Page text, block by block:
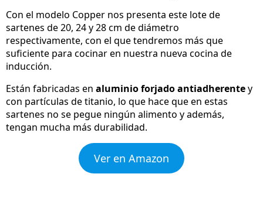
Con el modelo Copper nos presenta este lote de
sartenes de 20, 24 y 28 cm de diámetro
respectivamente, con el que tendremos más que
suficiente para cocinar en nuestra nueva cocina de
inducción.
Están fabricadas en aluminio forjado antiadherentey
con partículas de titanio, lo que hace que en estas
sartenes no se pegue ningún alimento y además,
tengan mucha más durabilidad.
Ver en Amazon